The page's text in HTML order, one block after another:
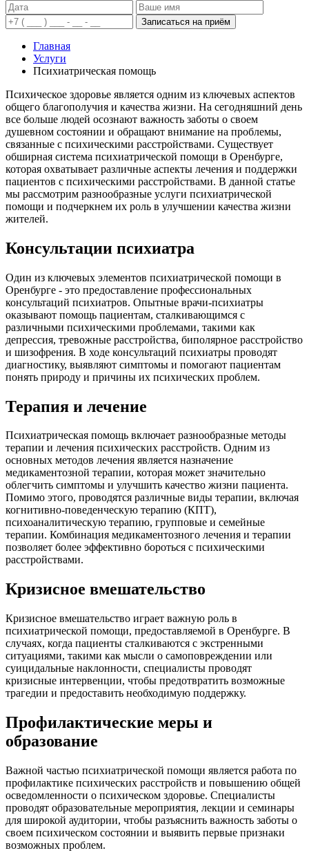
Записаться на приём
Главная
Услуги
Психиатрическая помощь
Психическое здоровье является одним из ключевых аспектов
общего благополучия и качества жизни. На сегодняшний день
все больше людей осознают важность заботы о своем
душевном состоянии и обращают внимание на проблемы,
связанные с психическими расстройствами. Существует
обширная система психиатрической помощи в Оренбурге,
которая охватывает различные аспекты лечения и поддержки
пациентов с психическими расстройствами. В данной статье
мы рассмотрим разнообразные услуги психиатрической
помощи и подчеркнем их роль в улучшении качества жизни
жителей.
Консультации психиатра
Один из ключевых элементов психиатрической помощи в
Оренбурге - это предоставление профессиональных
консультаций психиатров. Опытные врачи-психиатры
оказывают помощь пациентам, сталкивающимся с
различными психическими проблемами, такими как
депрессия, тревожные расстройства, биполярное расстройство
и шизофрения. В ходе консультаций психиатры проводят
диагностику, выявляют симптомы и помогают пациентам
понять природу и причины их психических проблем.
Терапия и лечение
Психиатрическая помощь включает разнообразные методы
терапии и лечения психических расстройств. Одним из
основных методов лечения является назначение
медикаментозной терапии, которая может значительно
облегчить симптомы и улучшить качество жизни пациента.
Помимо этого, проводятся различные виды терапии, включая
когнитивно-поведенческую терапию (КПТ),
психоаналитическую терапию, групповые и семейные
терапии. Комбинация медикаментозного лечения и терапии
позволяет более эффективно бороться с психическими
расстройствами.
Кризисное вмешательство
Кризисное вмешательство играет важную роль в
психиатрической помощи, предоставляемой в Оренбурге. В
случаях, когда пациенты сталкиваются с экстренными
ситуациями, такими как мысли о самоповреждении или
суицидальные наклонности, специалисты проводят
кризисные интервенции, чтобы предотвратить возможные
трагедии и предоставить необходимую поддержку.
Профилактические меры и
образование
Важной частью психиатрической помощи является работа по
профилактике психических расстройств и повышению общей
осведомленности о психическом здоровье. Специалисты
проводят образовательные мероприятия, лекции и семинары
для широкой аудитории, чтобы разъяснить важность заботы о
своем психическом состоянии и выявить первые признаки
возможных проблем.